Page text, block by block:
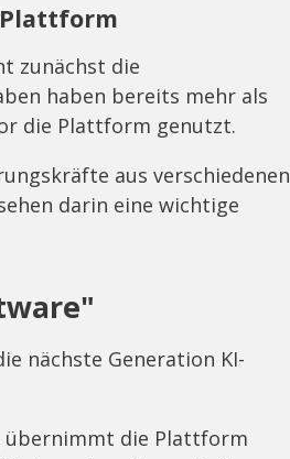
zunächst die
haben bereits mehr als
die Plattform genutzt.
aus verschiedenen
darin eine wichtige
nächste Generation KI-
übernimmt die Plattform